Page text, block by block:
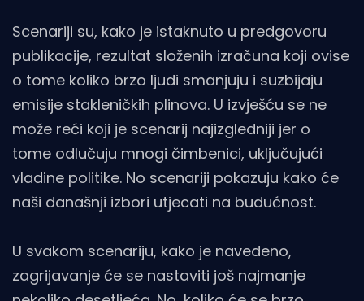
Scenariji su, kako je istaknuto u predgovoru
publikacije, rezultat složenih izračuna koji ovise
o tome koliko brzo ljudi smanjuju i suzbijaju
emisije stakleničkih plinova. U izvješću se ne
može reći koji je scenarij najizgledniji jer o
tome odlučuju mnogi čimbenici, uključujući
vladine politike. No scenariji pokazuju kako će
naši današnji izbori utjecati na budućnost.
U svakom scenariju, kako je navedeno,
zagrijavanje će se nastaviti još najmanje